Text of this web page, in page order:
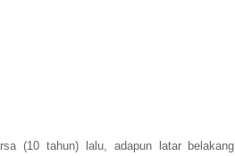
(10 tahun) lalu, adapun latar belakang